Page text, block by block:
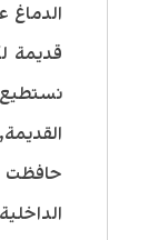
الدماغ
قديمة
حافظت